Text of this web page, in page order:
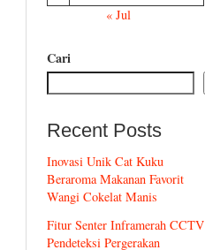
« Jul
Cari
Recent Posts
Inovasi Unik Cat Kuku
Beraroma Makanan Favorit
Wangi Cokelat Manis
Fitur Senter Inframerah CCTV
Pendeteksi Pergerakan